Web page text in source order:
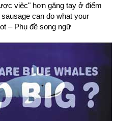
việc" hơn găng tay ở điểm
can do what your
– Phụ đề song ngữ